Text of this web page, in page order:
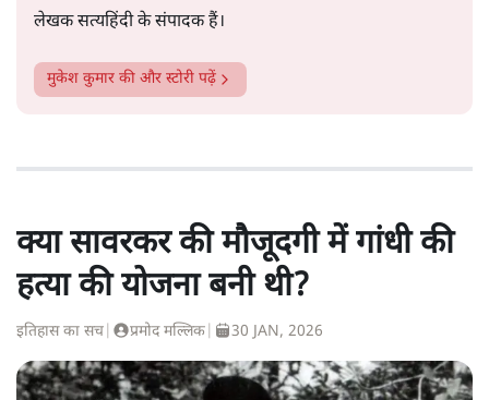
लेखक सत्यहिंदी के संपादक हैं।
मुकेश कुमार की और स्टोरी पढ़ें
क्या सावरकर की मौजूदगी में गांधी की
हत्या की योजना बनी थी?
इतिहास का सच प्रमोद मल्लिक 30 JAN, 2026